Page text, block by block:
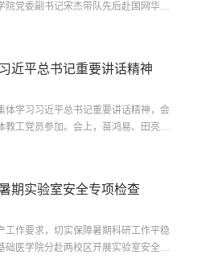
院党委副书记宋杰带队先后赴国网华东
，了解了华东电网的规模架构与调度
、促进清洁消纳方面的关键作用，彰
术实...
近平总书记重要讲话精神
体学习习近平总书记重要讲话精神，会
教工党员参加。会上，苗鸿易、田亮、
神文明建设在强国建设中的基础性、
情况，阐述了如何在校园中培育和践
教育教...
期实验室安全专项检查
工作要求，切实保障暑期科研工作平稳
础医学院分赴两校区开展实验室安全专